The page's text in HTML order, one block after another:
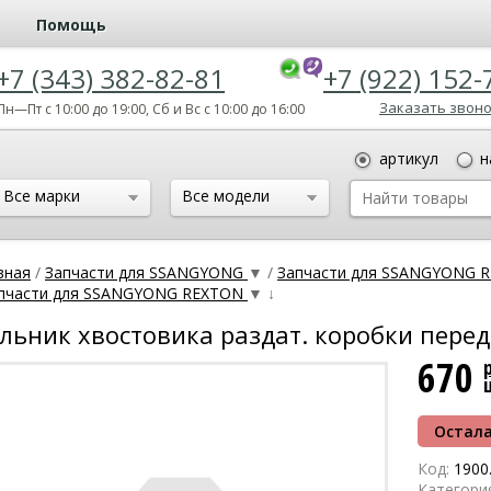
Помощь
(343) 382-82-81 +7 (922)
с 10:00 до 19:00, Сб и Вс с 10:00 до 16:00 Заказать
Все марки Все модели
артикул
/ Запчасти для SSANGYONG ▼ / Запчасти для SSANGYONG
для SSANGYONG REXTON ▼ ↓
хвостовика раздат. коробки
670
Код: